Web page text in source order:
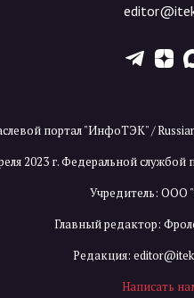
T Z
портал "ИнфоТЭК" /
2023 г. Федеральной
Учредитель:
Главный редактор:
Редакция:
Написать